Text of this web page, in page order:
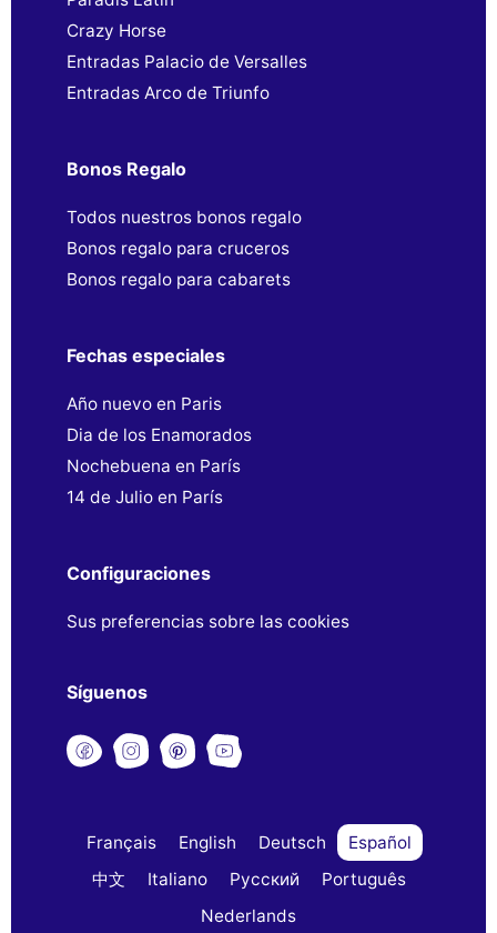
Crazy Horse
Entradas Palacio de Versalles
Entradas Arco de Triunfo
Bonos Regalo
Todos nuestros bonos regalo
Bonos regalo para cruceros
Bonos regalo para cabarets
Fechas especiales
Año nuevo en Paris
Dia de los Enamorados
Nochebuena en París
14 de Julio en París
Configuraciones
Sus preferencias sobre las cookies
Síguenos
Français English Deutsch
Español
中文
Italiano Русский
Português
Nederlands